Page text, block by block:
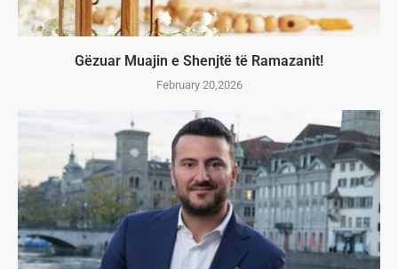
Gëzuar Muajin e Shenjtë të Ramazanit!
February 20,2026